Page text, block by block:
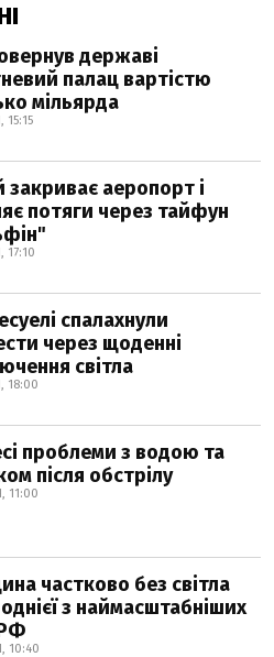
державі
палац вартістю
мільярда
15:15
закриває аеропорт і
потяги через тайфун
17:10
спалахнули
через щоденні
світла
18:00
проблеми з водою та
після обстрілу
11:00
частково без світла
однієї з наймасштабніших
10:40